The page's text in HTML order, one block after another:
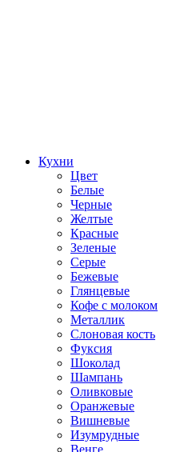
Кухни
Цвет
Белые
Черные
Желтые
Красные
Зеленые
Серые
Бежевые
Глянцевые
Кофе с молоком
Металлик
Слоновая кость
Фуксия
Шоколад
Шампань
Оливковые
Оранжевые
Вишневые
Изумрудные
Венге